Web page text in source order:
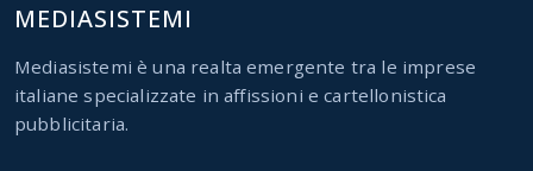
MEDIASISTEMI
Mediasistemi è una realta emergente tra le imprese
italiane specializzate in affissioni e cartellonistica
pubblicitaria.